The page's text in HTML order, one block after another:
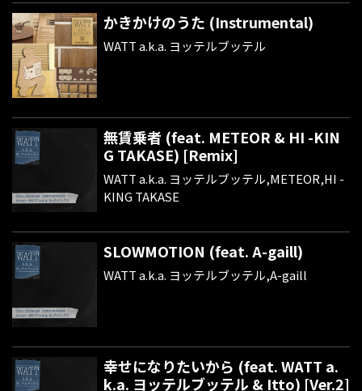
かきかけのうた (Instrumental)
WATT a.k.a. ヨッテルブッテル
無賃乗者 (feat. METEOR & HI -KIN
G TAKASE) [Remix]
WATT a.k.a. ヨッテルブッテル,METEOR,HI -
KING TAKASE
SLOWMOTION (feat. A-gaill)
WATT a.k.a. ヨッテルブッテル,A-gaill
幸せになりたいから (feat. WATT a.
k.a. ヨッテルブッテル & Itto) [Ver.2]